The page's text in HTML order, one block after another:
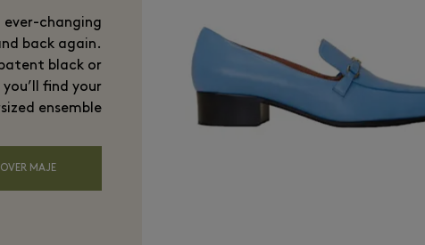
ever-changing
back again.
black or
find your
ensemble.
MAJE